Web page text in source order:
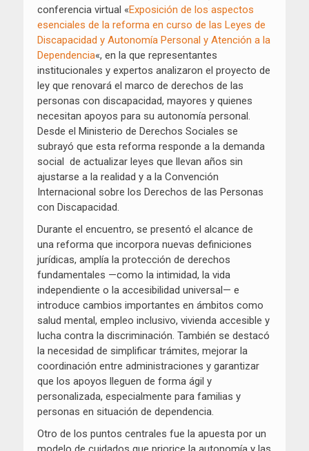
conferencia virtual «Exposición de los aspectos
esenciales de la reforma en curso de las Leyes de
Discapacidad y Autonomía Personal y Atención a la
Dependencia«, en la que representantes
institucionales y expertos analizaron el proyecto de
ley que renovará el marco de derechos de las
personas con discapacidad, mayores y quienes
necesitan apoyos para su autonomía personal.
Desde el Ministerio de Derechos Sociales se
subrayó que esta reforma responde a la demanda
social de actualizar leyes que llevan años sin
ajustarse a la realidad y a la Convención
Internacional sobre los Derechos de las Personas
con Discapacidad.
Durante el encuentro, se presentó el alcance de
una reforma que incorpora nuevas definiciones
jurídicas, amplía la protección de derechos
fundamentales —como la intimidad, la vida
independiente o la accesibilidad universal— e
introduce cambios importantes en ámbitos como
salud mental, empleo inclusivo, vivienda accesible y
lucha contra la discriminación. También se destacó
la necesidad de simplificar trámites, mejorar la
coordinación entre administraciones y garantizar
que los apoyos lleguen de forma ágil y
personalizada, especialmente para familias y
personas en situación de dependencia.
Otro de los puntos centrales fue la apuesta por un